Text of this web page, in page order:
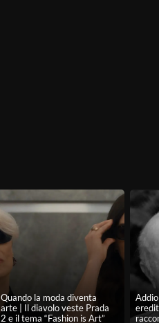
Quando la moda diventa
arte | Il diavolo veste Prada
2 e il tema “Fashion is Art”